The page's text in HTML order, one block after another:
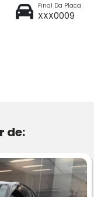
Final Da Placa
XXX0009
de: